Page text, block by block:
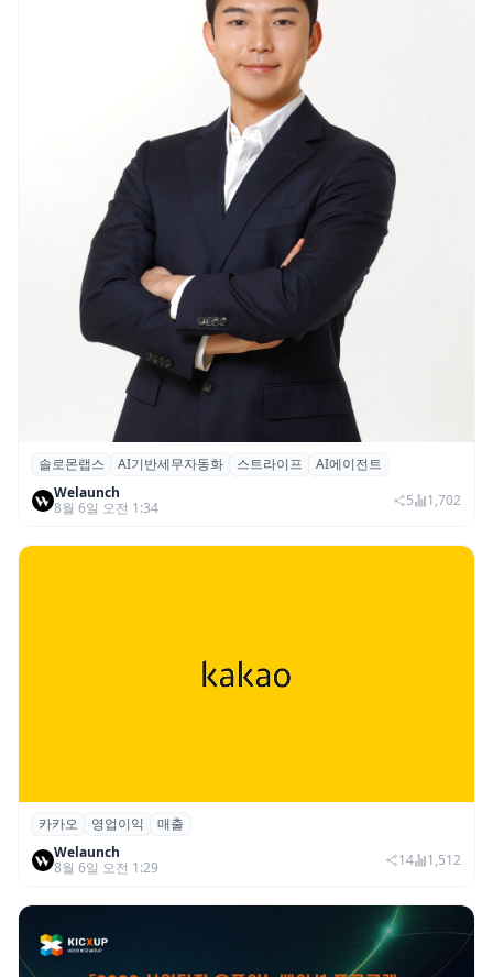
솔로몬랩스, 스트라이프 출신 이창헌 영입…
절세 전략 AI 에이전트 개발 본격화
솔로몬랩스 AI기반세무자동화 스트라이프
AI에이전트
Welaunch
8월 6일 오전 1:34
5 1,702
카카오, 2026년 2분기 매출 2조985억·영업
이익 2770억…역대 분기 최대
카카오 영업이익
매출
Welaunch
8월 6일 오전 1:29
14 1,512